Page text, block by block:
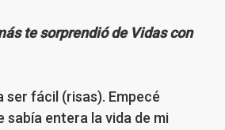
te sorprendió de Vidas con
ser fácil (risas). Empecé
sabía entera la vida de mi